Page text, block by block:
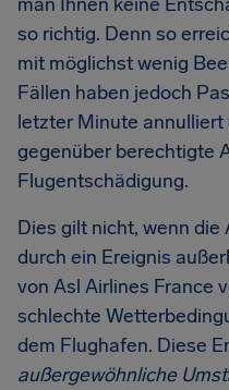
so richtig. Denn so
mit möglichst wenig
Fällen haben jedoch
letzter Minute annulliert
gegenüber berechtigte
Flugentschädigung.
Dies gilt nicht, wenn
durch ein Ereignis
von Asl Airlines France
schlechte
dem Flughafen. Diese
außergewöhnliche